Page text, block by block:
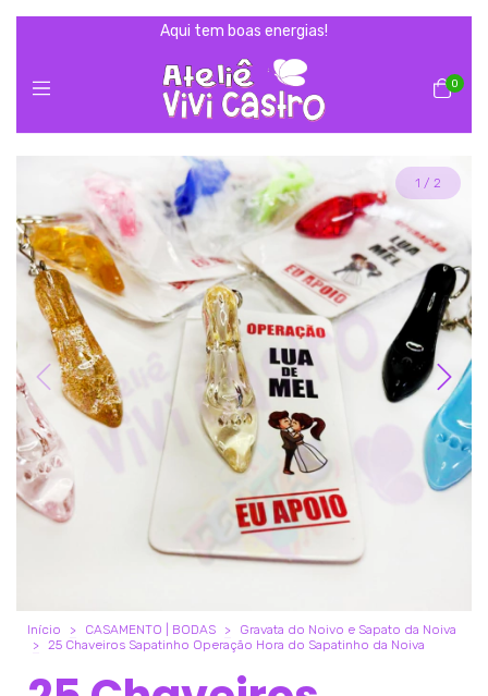
Aqui tem boas energias!
0
1 / 2
Início > CASAMENTO | BODAS >
Gravata do Noivo e Sapato da Noiva
>
25 Chaveiros Sapatinho Operação Hora do Sapatinho da Noiva